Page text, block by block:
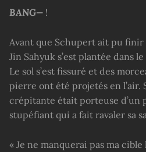
BANG— !
Avant que Schupert ait pu finir
Jin Sahyuk s’est plantée dans
Le sol s’est fissuré et des
pierre ont été projetés en l’air.
crépitante était porteuse
stupéfiant qui a fait ravaler sa
« Je ne manquerai pas ma